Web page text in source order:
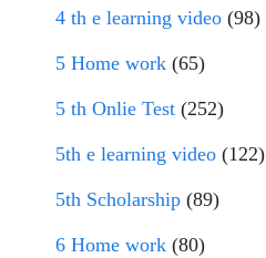
4 th e learning video (98)
5 Home work (65)
5 th Onlie Test (252)
5th e learning video (122)
5th Scholarship (89)
6 Home work (80)